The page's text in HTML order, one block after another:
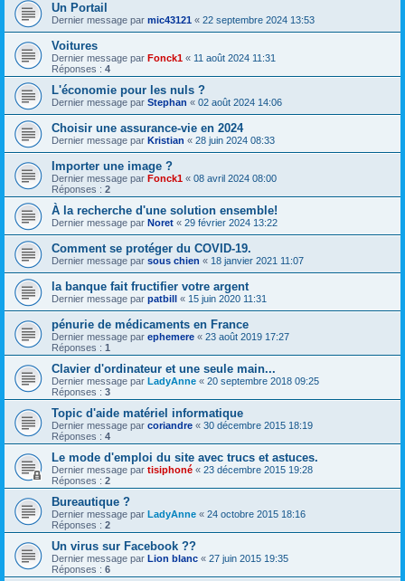
Un Portail
Dernier message par mic43121 « 22 septembre 2024 13:53
Voitures
Dernier message par Fonck1 « 11 août 2024 11:31
Réponses : 4
L'économie pour les nuls ?
Dernier message par Stephan « 02 août 2024 14:06
Choisir une assurance-vie en 2024
Dernier message par Kristian « 28 juin 2024 08:33
Importer une image ?
Dernier message par Fonck1 « 08 avril 2024 08:00
Réponses : 2
À la recherche d'une solution ensemble!
Dernier message par Noret « 29 février 2024 13:22
Comment se protéger du COVID-19.
Dernier message par sous chien « 18 janvier 2021 11:07
la banque fait fructifier votre argent
Dernier message par patbill « 15 juin 2020 11:31
pénurie de médicaments en France
Dernier message par ephemere « 23 août 2019 17:27
Réponses : 1
Clavier d'ordinateur et une seule main...
Dernier message par LadyAnne « 20 septembre 2018 09:25
Réponses : 3
Topic d'aide matériel informatique
Dernier message par coriandre « 30 décembre 2015 18:19
Réponses : 4
Le mode d'emploi du site avec trucs et astuces.
Dernier message par tisiphoné « 23 décembre 2015 19:28
Réponses : 2
Bureautique ?
Dernier message par LadyAnne « 24 octobre 2015 18:16
Réponses : 2
Un virus sur Facebook ??
Dernier message par Lion blanc « 27 juin 2015 19:35
Réponses : 6